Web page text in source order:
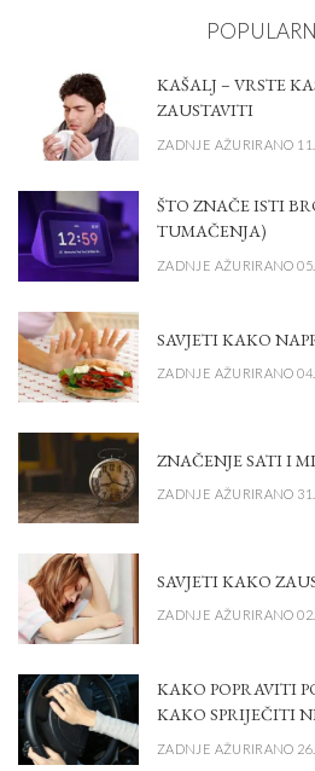
KAŠALJ – VRSTE
ZAUSTAVITI
ZADNJE AŽURIRANO
ŠTO ZNAČE ISTI
TUMAČENJA)
ZADNJE AŽURIRANO
SAVJETI KAKO
ZADNJE AŽURIRANO
ZNAČENJE SATI I
ZADNJE AŽURIRANO
SAVJETI KAKO
ZADNJE AŽURIRANO
KAKO POPRAVITI
KAKO SPRIJEČITI
ZADNJE AŽURIRANO